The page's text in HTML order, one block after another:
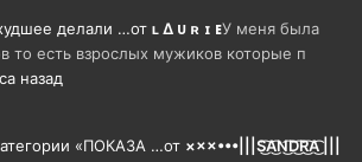
делали …от ʟ ∆ ᴜ ʀ ɪ ᴇУ меня была
то есть взрослых мужиков которые п
назад
«ПОКАЗА …от ×××•••|||S͜͡A͜͡N͜͡D͜͡R͜͡A͜͡ |||